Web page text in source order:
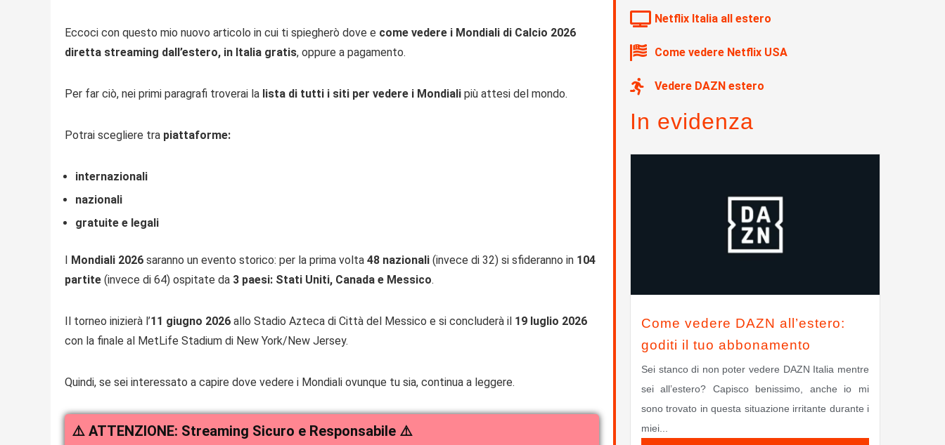
Eccoci con questo mio nuovo articolo in cui ti spiegherò dove e come vedere i Mondiali di Calcio 2026
diretta streaming dall’estero, in Italia gratis, oppure a pagamento.
Per far ciò, nei primi paragrafi troverai la lista di tutti i siti per vedere i Mondiali più attesi del mondo.
Potrai scegliere tra piattaforme:
internazionali
nazionali
gratuite e legali
I Mondiali 2026 saranno un evento storico: per la prima volta 48 nazionali (invece di 32) si sfideranno in 104
partite (invece di 64) ospitate da 3 paesi: Stati Uniti, Canada e Messico.
Il torneo inizierà l’11 giugno 2026 allo Stadio Azteca di Città del Messico e si concluderà il 19 luglio 2026
con la finale al MetLife Stadium di New York/New Jersey.
Quindi, se sei interessato a capire dove vedere i Mondiali ovunque tu sia, continua a leggere.
⚠️ ATTENZIONE: Streaming Sicuro e Responsabile ⚠️
Netflix Italia all estero
Come vedere Netflix USA
Vedere DAZN estero
In evidenza
Come vedere DAZN all’estero:
goditi il tuo abbonamento
Sei stanco di non poter vedere DAZN Italia mentre
sei all’estero? Capisco benissimo, anche io mi
sono trovato in questa situazione irritante durante i
miei...